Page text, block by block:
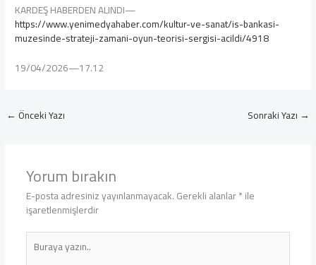
KARDEŞ HABERDEN ALINDI—
https://www.yenimedyahaber.com/kultur-ve-sanat/is-bankasi-
muzesinde-strateji-zamani-oyun-teorisi-sergisi-acildi/4918
19/04/2026—17.12
← Önceki Yazı Sonraki Yazı →
Yorum bırakın
E-posta adresiniz yayınlanmayacak.Gerekli alanlar*ile
işaretlenmişlerdir
Buraya
yazın..